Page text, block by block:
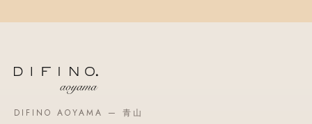
DIFINO AOYAMA — 青山